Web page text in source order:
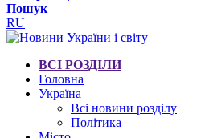
Пошук
RU
ВСІ РОЗДІЛИ
Головна
Україна
Всі новини розділу
Політика